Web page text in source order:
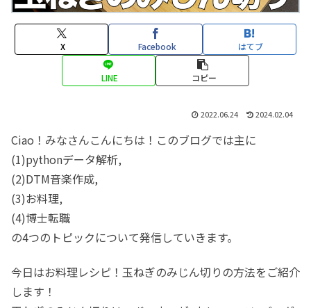
X Facebook はてブ
LINE コピー
2022.06.24 2024.02.04
Ciao！みなさんこんにちは！このブログでは主に
(1)pythonデータ解析,
(2)DTM音楽作成,
(3)お料理,
(4)博士転職
の4つのトピックについて発信していきます。
今日はお料理レシピ！玉ねぎのみじん切りの方法をご紹介
します！